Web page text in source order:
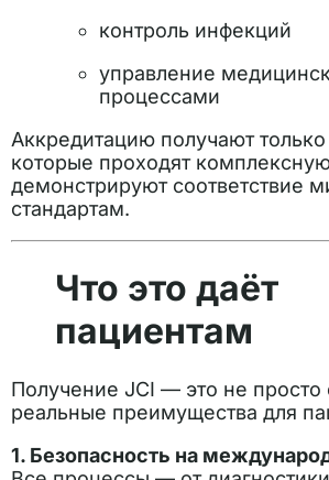
контроль инфекций
управление
процессами
Аккредитацию получают
которые проходят
демонстрируют соответствие
стандартам.
Что это даёт
пациентам
Получение JCI — это не просто
реальные преимущества для
1. Безопасность на